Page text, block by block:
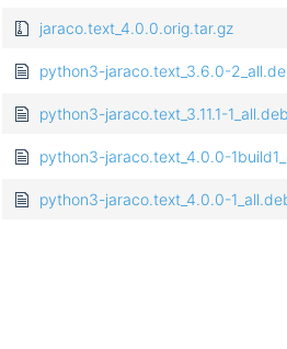
jaraco.text_4.0.0.orig.tar.gz
python3-jaraco.text_3.6.0-
python3-jaraco.text_3.11.1-1_all.deb
python3-jaraco.text_4.0.0-
python3-jaraco.text_4.0.0-